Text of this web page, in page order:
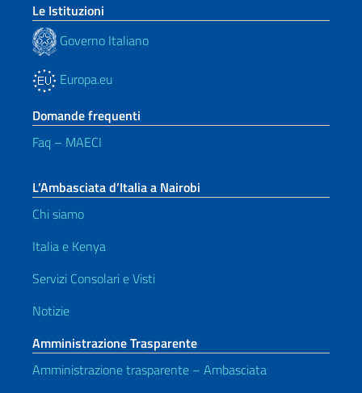
Le Istituzioni
Governo Italiano
Europa.eu
Domande frequenti
Faq – MAECI
L’Ambasciata d’Italia a Nairobi
Chi siamo
Italia e Kenya
Servizi Consolari e Visti
Notizie
Amministrazione Trasparente
Amministrazione trasparente – Ambasciata